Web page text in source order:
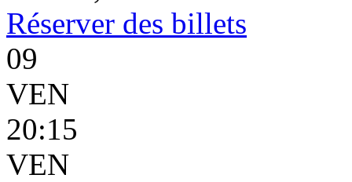
Réserver des billets
09
VEN
20:15
VEN